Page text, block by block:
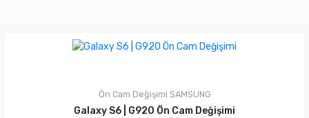
Ön Cam Değişimi SAMSUNG
Galaxy S6 | G920 Ön Cam Değişimi